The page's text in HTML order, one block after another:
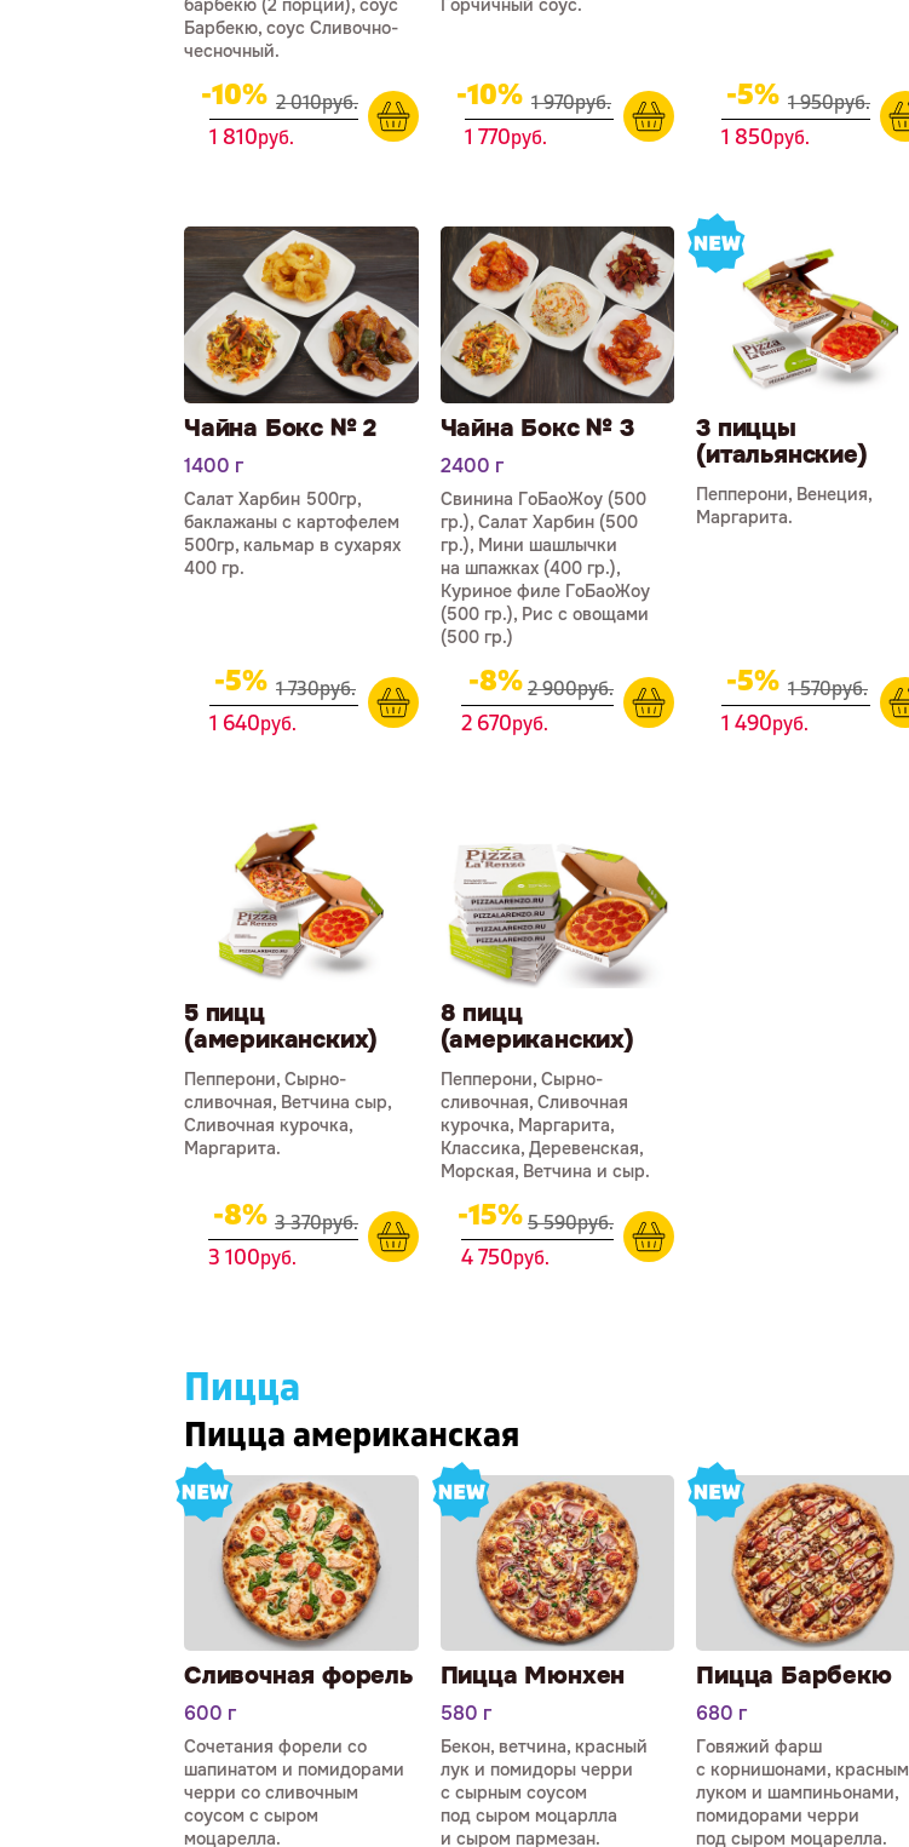
барбекю (2 порции), соус
Барбекю, соус Сливочно-
чесночный.
-10% 2 010руб.
1 810руб.
Горчичный соус.
-10% 1 970руб.
1 770руб.
-5% 1 950руб.
1 850руб.
Чайна Бокс № 2
1400 г
Салат Харбин 500гр,
баклажа­ны с картофелем
500гр, кальмар в сухарях
400 гр.
-5% 1 730руб.
1 640руб.
Чайна Бокс № 3
2400 г
Свинина ГоБаоЖоу (500
гр.), Салат Харбин (500
гр.), Мини шашлычки
на шпажках (400 гр.),
Куриное филе ГоБаоЖоу
(500 гр.), Рис с овощами
(500 гр.)
-8% 2 900руб.
2 670руб.
3 пиццы
(итальянские)
Пепперони, Венеция,
Маргарита.
-5% 1 570руб.
1 490руб.
5 пицц
(американских)
Пепперони, Сырно-
сливочная, Ветчина сыр,
Сливочная курочка,
Маргарита.
-8% 3 370руб.
3 100руб.
8 пицц
(американских)
Пепперони, Сырно-
сливочная, Сливочная
курочка, Маргарита,
Классика, Деревенская,
Морская, Ветчина и сыр.
-15% 5 590руб.
4 750руб.
Пицца
Пицца американская
Сливочная форель
600 г
Сочетания форели со
шапинатом и помидорами
черри со сливочным
соусом с сыром
моцарелла.
Пицца Мюнхен
580 г
Бекон, ветчина, красный
лук и помидоры черри
с сырным соусом
под сыром моцарлла
и сыром пармезан.
Пицца Барбекю
680 г
Говяжий фарш
с корнишонами, красным
луком и шампиньонами,
помидорами черри
под сыром моцарелла.